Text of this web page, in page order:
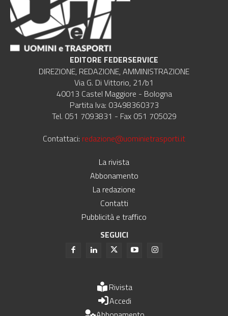
EDITORE FEDERSERVICE
DIREZIONE, REDAZIONE, AMMINISTRAZIONE
Via G. Di Vittorio, 21/b1
40013 Castel Maggiore - Bologna
Partita Iva: 03498360373
Tel. 051 7093831 - Fax 051 705029
Contattaci: redazione@uominietrasporti.it
La rivista
Abbonamento
La redazione
Contatti
Pubblicità e traffico
SEGUICI
Rivista
Accedi